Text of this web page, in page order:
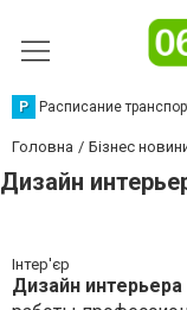
Р Расписание
Головна Бізнес
Дизайн
Інтер'єр
Дизайн интерьера